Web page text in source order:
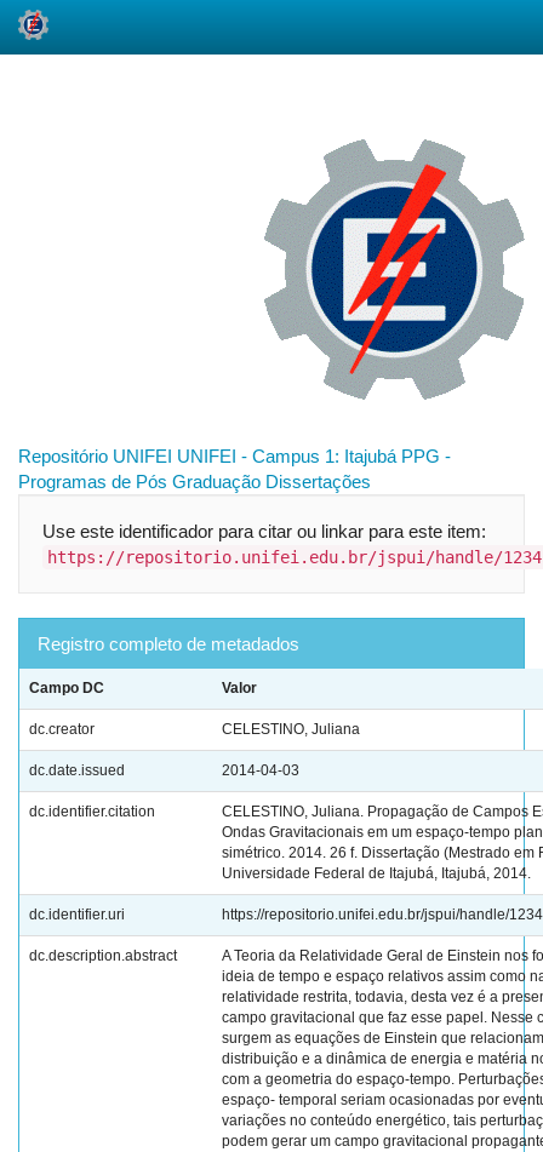
Repositório UNIFEI UNIFEI - Campus 1: Itajubá PPG -
Programas de Pós Graduação Dissertações
Use este identificador para citar ou linkar para este item:
https://repositorio.unifei.edu.br/jspui/handle/
Registro completo de metadados
Campo DC Valor
dc.creator CELESTINO, Juliana
dc.date.issued 2014-04-03
dc.identifier.citation
CELESTINO, Juliana. Propagação de Campos
Ondas Gravitacionais em um espaço-tempo
simétrico. 2014. 26 f. Dissertação (Mestrado em
Universidade Federal de Itajubá, Itajubá, 2014.
dc.identifier.uri https://repositorio.unifei.edu.br/jspui/handle/
dc.description.abstract
A Teoria da Relatividade Geral de Einstein nos
ideia de tempo e espaço relativos assim como
relatividade restrita, todavia, desta vez é a
campo gravitacional que faz esse papel. Nesse
surgem as equações de Einstein que
distribuição e a dinâmica de energia e matéria
com a geometria do espaço-tempo.
espaço- temporal seriam ocasionadas por
variações no conteúdo energético, tais
podem gerar um campo gravitacional